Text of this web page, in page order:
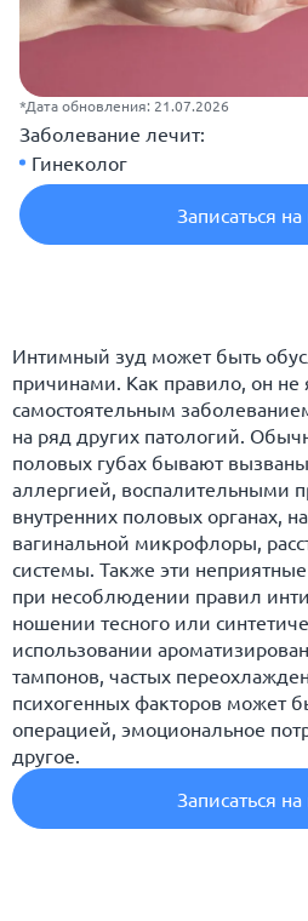
*Дата обновления: 21.07.2026
Заболевание лечит:
Гинеколог
Записаться
Интимный зуд может быть
причинами. Как правило, он не
самостоятельным
на ряд других патологий.
половых губах бывают
аллергией, воспалительными
внутренних половых органах,
вагинальной микрофлоры,
системы. Также эти
при несоблюдении правил
ношении тесного или
использовании
тампонов, частых
психогенных факторов может
операцией, эмоциональное
другое.
Записаться